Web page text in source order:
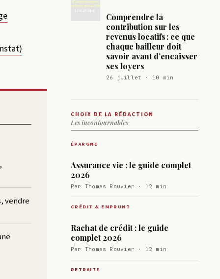
vendre
Comprendre la
contribution sur les
revenus locatifs : ce que
chaque bailleur doit
savoir avant d’encaisser
ses loyers
26 juillet · 10 min
CHOIX DE LA RÉDACTION
Les incontournables
ÉPARGNE
Assurance vie : le guide complet
2026
Par Thomas Rouvier · 12 min
CRÉDIT & EMPRUNT
Rachat de crédit : le guide
complet 2026
Par Thomas Rouvier · 12 min
RETRAITE